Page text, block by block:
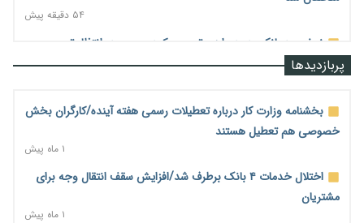
۵۴ دقیقه پیش
نرخ سود بانکی در دوراهی تورم و رکود؛ بورس در انتظار تصمیم
سیاست‌گذار
صادرات مرغ مازاد هنوز آغاز نشده است؛ چالش قیمت و
سیاست‌های ناپایدار در بازار جهانی
شیر صنعتی چگونه تولید می‌شود؟ پاسخ مدیر کل استاندارد به
شایعات فضای مجازی
پربازدیدها
بخشنامه وزارت کار درباره تعطیلات رسمی هفته آینده/کارگران بخش
خصوصی هم تعطیل هستند
۱ ماه پیش
اختلال خدمات ۴ بانک برطرف شد/افزایش سقف انتقال وجه برای
مشتریان
۱ ماه پیش